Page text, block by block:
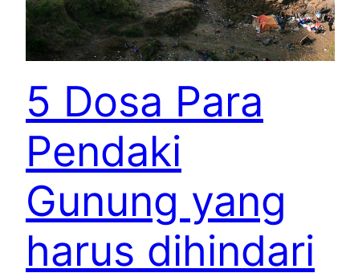
5 Dosa Para
Pendaki
Gunung yang
harus dihindari